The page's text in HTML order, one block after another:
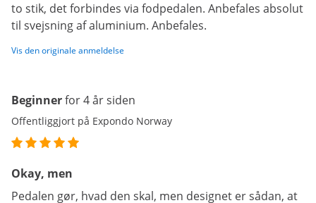
to stik, det forbindes via fodpedalen. Anbefales absolut
til svejsning af aluminium. Anbefales.
Vis den originale anmeldelse
Beginnerfor 4 år siden
Offentliggjort på Expondo Norway
Okay, men
Pedalen gør, hvad den skal, men designet er sådan, at